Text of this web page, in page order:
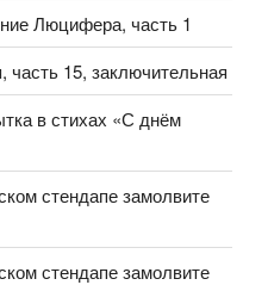
Люцифера, часть 1
15, заключительная
в стихах «С днём
стендапе замолвите
стендапе замолвите